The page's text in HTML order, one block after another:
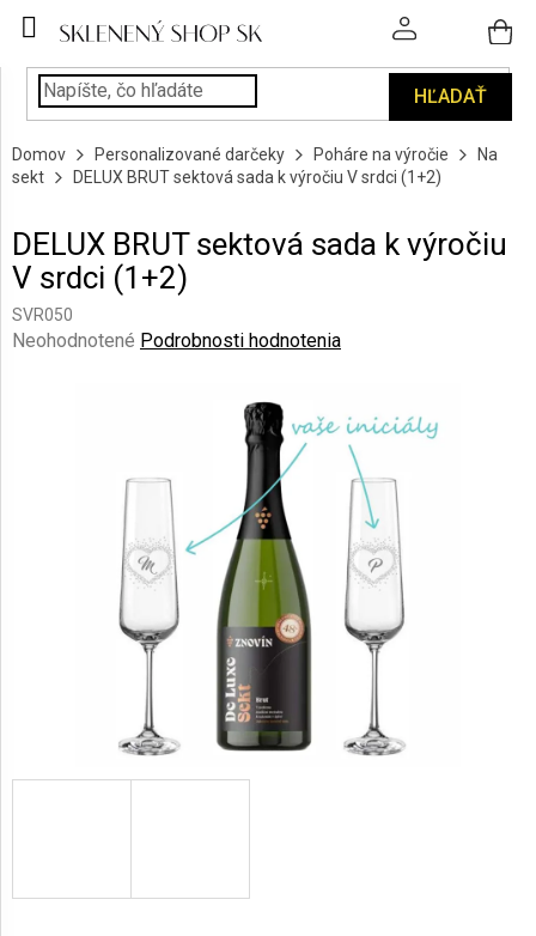
HĽADAŤ
POHÁRE
PODÁVANIE
NÁPOJOV
KUCHYŇA
A
INTERIÉR
Domov Personalizované darčeky Poháre na výročie
Na
sekt
DELUX BRUT sektová sada k výročiu V srdci (1+2)
DELUX BRUT sektová sada k výročiu
V srdci (1+2)
SVR050
Priemerné
Neohodnotené Podrobnosti hodnotenia